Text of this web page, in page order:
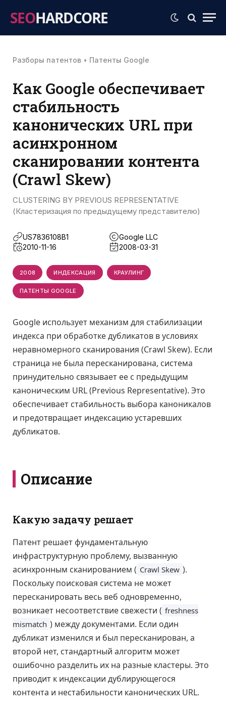
SEOHARDCORE
Разборы патентов • Патенты Google
Как Google обеспечивает
стабильность
канонических URL при
асинхронном
сканировании контента
(Crawl Skew)
CLUSTERING BY PREVIOUS REPRESENTATIVE
(Кластеризация по предыдущему представителю)
US7836108B1
Google LLC
2010-11-16
2008-03-31
2008 ИНДЕКСАЦИЯ КРАУЛИНГ
ПАТЕНТЫ GOOGLE
Google использует механизм для стабилизации
индекса при обработке дубликатов в условиях
неравномерного сканирования (Crawl Skew). Если
страница не была пересканирована, система
принудительно связывает ее с предыдущим
каноническим URL (Previous Representative). Это
обеспечивает стабильность выбора каноникалов
и предотвращает индексацию устаревших
дубликатов.
Описание
Какую задачу решает
Патент решает фундаментальную
инфраструктурную проблему, вызванную
асинхронным сканированием ( Crawl Skew ).
Поскольку поисковая система не может
пересканировать весь веб одновременно,
возникает несоответствие свежести ( freshness
mismatch ) между документами. Если один
дубликат изменился и был пересканирован, а
второй нет, стандартный алгоритм может
ошибочно разделить их на разные кластеры. Это
приводит к индексации дублирующегося
контента и нестабильности канонических URL.